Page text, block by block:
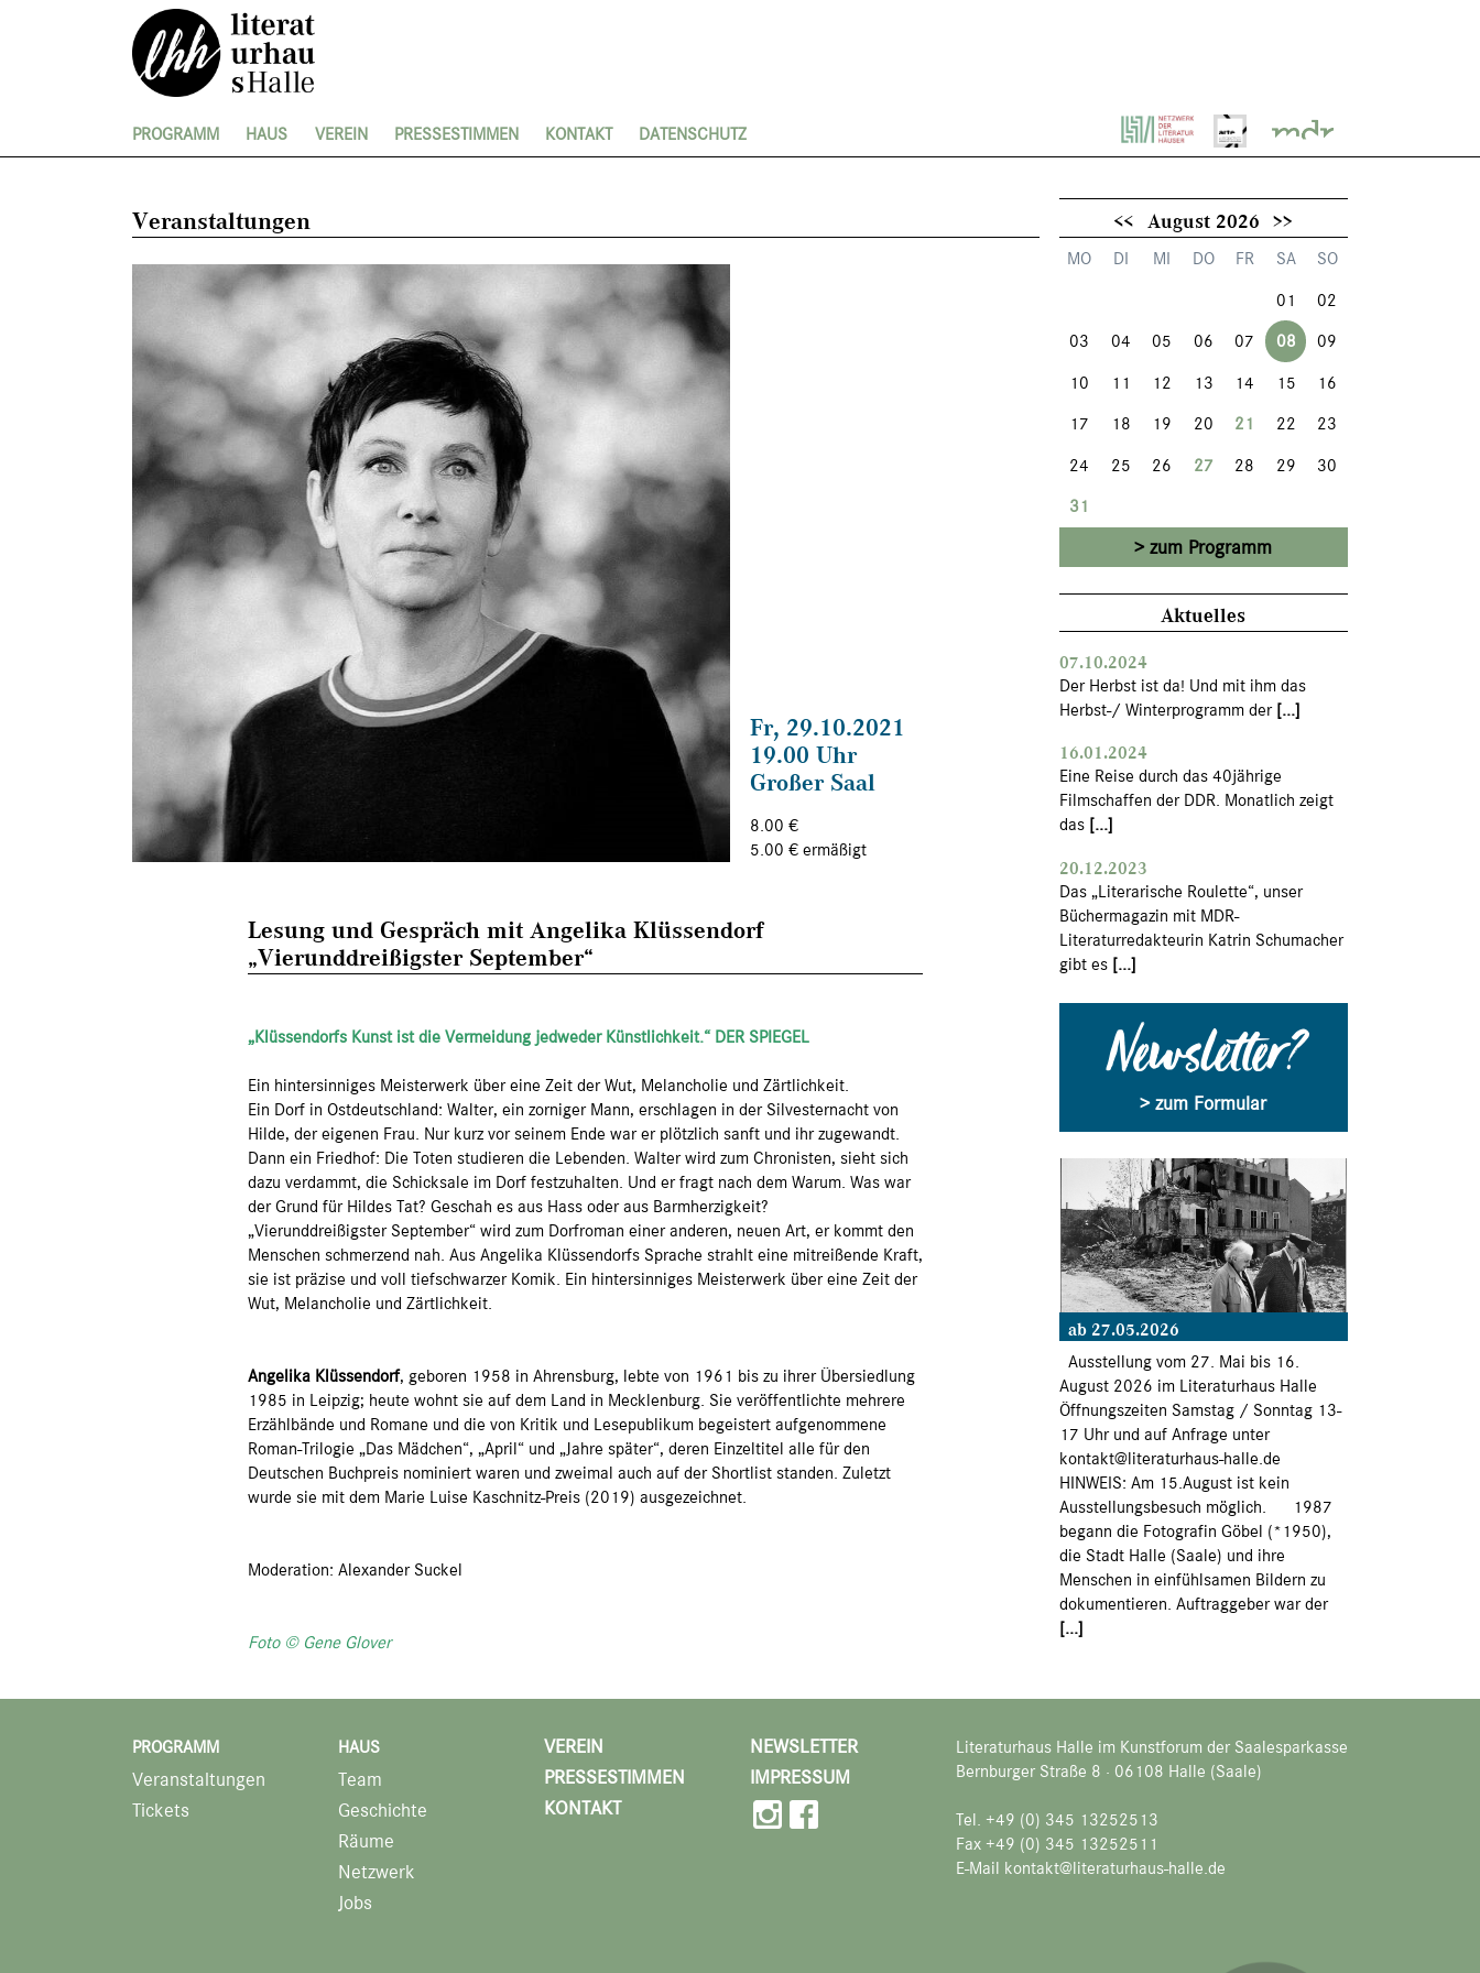
PROGRAMM HAUS VEREIN PRESSESTIMMEN KONTAKT DATENSCHUTZ
Veranstaltungen
Fr, 29.10.2021
19.00 Uhr
Großer Saal
8.00 €
5.00 € ermäßigt
Lesung und Gespräch mit Angelika Klüssendorf
„Vierunddreißigster September“
„Klüssendorfs Kunst ist die Vermeidung jedweder Künstlichkeit.“ DER SPIEGEL
Ein hintersinniges Meisterwerk über eine Zeit der Wut, Melancholie und Zärtlichkeit.
Ein Dorf in Ostdeutschland: Walter, ein zorniger Mann, erschlagen in der Silvesternacht von
Hilde, der eigenen Frau. Nur kurz vor seinem Ende war er plötzlich sanft und ihr zugewandt.
Dann ein Friedhof: Die Toten studieren die Lebenden. Walter wird zum Chronisten, sieht sich
dazu verdammt, die Schicksale im Dorf festzuhalten. Und er fragt nach dem Warum. Was war
der Grund für Hildes Tat? Geschah es aus Hass oder aus Barmherzigkeit?
„Vierunddreißigster September“ wird zum Dorfroman einer anderen, neuen Art, er kommt den
Menschen schmerzend nah. Aus Angelika Klüssendorfs Sprache strahlt eine mitreißende Kraft,
sie ist präzise und voll tiefschwarzer Komik. Ein hintersinniges Meisterwerk über eine Zeit der
Wut, Melancholie und Zärtlichkeit.
Angelika Klüssendorf, geboren 1958 in Ahrensburg, lebte von 1961 bis zu ihrer Übersiedlung
1985 in Leipzig; heute wohnt sie auf dem Land in Mecklenburg. Sie veröffentlichte mehrere
Erzählbände und Romane und die von Kritik und Lesepublikum begeistert aufgenommene
Roman-Trilogie „Das Mädchen“, „April“ und „Jahre später“, deren Einzeltitel alle für den
Deutschen Buchpreis nominiert waren und zweimal auch auf der Shortlist standen. Zuletzt
wurde sie mit dem Marie Luise Kaschnitz-Preis (2019) ausgezeichnet.
Moderation: Alexander Suckel
Foto © Gene Glover
<< August 2026 >>
MO DI MI DO FR SA
SO
01
02
03
04 05 06 07 08
09
10
11 12 13 14 15
16
17
18 19 20 21 22
23
24
25 26 27 28 29
30
31
zum Programm
Aktuelles
07.10.2024
Der Herbst ist da! Und mit ihm das
Herbst-/ Winterprogramm der [...]
16.01.2024
Eine Reise durch das 40jährige
Filmschaffen der DDR. Monatlich zeigt
das [...]
20.12.2023
Das „Literarische Roulette“, unser
Büchermagazin mit MDR-
Literaturredakteurin Katrin Schumacher
gibt es [...]
Newsletter?
> zum Formular
ab 27.05.2026
Ausstellung vom 27. Mai bis 16.
August 2026 im Literaturhaus Halle
Öffnungszeiten Samstag / Sonntag 13-
17 Uhr und auf Anfrage unter
kontakt@literaturhaus-halle.de
HINWEIS: Am 15.August ist kein
Ausstellungsbesuch möglich. 1987
begann die Fotografin Göbel (*1950),
die Stadt Halle (Saale) und ihre
Menschen in einfühlsamen Bildern zu
dokumentieren. Auftraggeber war der
[...]
PROGRAMM
Veranstaltungen
Tickets
HAUS
Team
Geschichte
Räume
Netzwerk
Jobs
VEREIN
PRESSESTIMMEN
KONTAKT
NEWSLETTER
IMPRESSUM
Literaturhaus Halle im Kunstforum der Saalesparkasse
Bernburger Straße 8 · 06108 Halle (Saale)
Tel. +49 (0) 345 13252513
Fax +49 (0) 345 13252511
E-Mail kontakt@literaturhaus-halle.de